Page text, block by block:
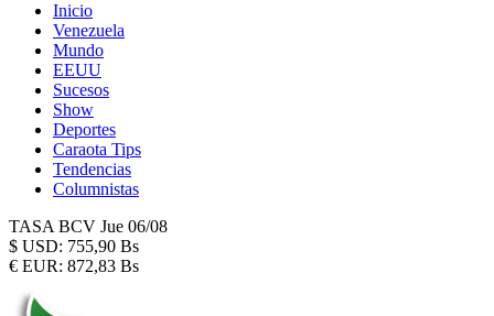
Inicio
Venezuela
Mundo
EEUU
Sucesos
Show
Deportes
Caraota Tips
Tendencias
Columnistas
TASA BCV Jue 06/08
$ USD: 755,90 Bs
€ EUR: 872,83 Bs